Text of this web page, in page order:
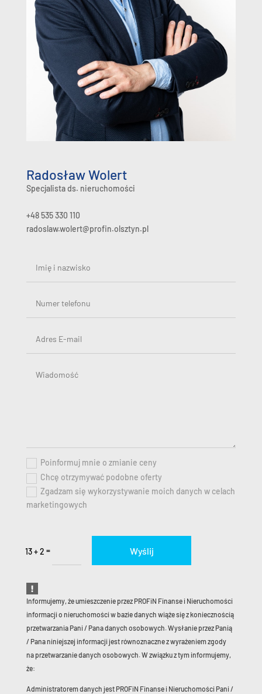
Radosław Wolert
Specjalista ds. nieruchomości
+48 535 330 110
radoslaw.wolert@profin.olsztyn.pl
Poinformuj mnie o zmianie ceny
Chcę otrzymywać podobne oferty
Zgadzam się wykorzystywanie moich danych w celach
marketingowych
13 + 2 = Wyślij
Informujemy, że umieszczenie przez PROFiN Finanse i Nieruchomości
informacji o nieruchomości w bazie danych wiąże się z koniecznością
przetwarzania Pani / Pana danych osobowych. Wysłanie przez Panią
/ Pana niniejszej informacji jest równoznaczne z wyrażeniem zgody
na przetwarzanie danych osobowych. W związku z tym informujemy,
że:
Administratorem danych jest PROFiN Finanse i Nieruchomości Pani /